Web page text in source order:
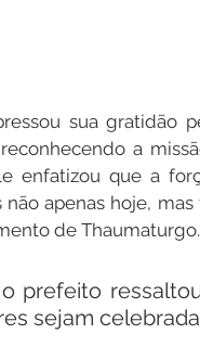
sua gratidão
a
enfatizou que a
apenas hoje,
de Thaumaturgo.
prefeito
sejam